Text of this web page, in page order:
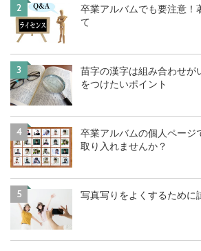
2
卒業アルバムでも要注意！
て
3
苗字の漢字は組み合わせが
をつけたいポイント
4
卒業アルバムの個人ページ
取り入れませんか？
5 写真写りをよくするために